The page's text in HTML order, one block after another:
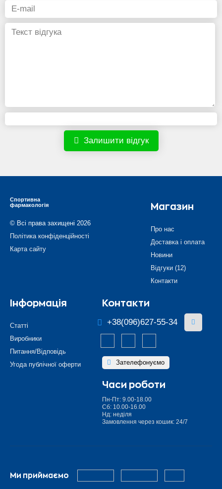
Залишити відгук
Спортивна
фармакологія
© Всі права захищені 2026
Політика конфіденційності
Карта сайту
Магазин
Про нас
Доставка і оплата
Новини
Відгуки (12)
Контакти
Інформація
Статті
Виробники
Питання/Відповідь
Угода публічної оферти
Контакти
+38(096)627-55-34
Зателефонуємо
Часи роботи
Пн-Пт: 9.00-18.00
Сб: 10.00-16.00
Нд: неділя
Замовлення через кошик: 24/7
Ми приймаємо